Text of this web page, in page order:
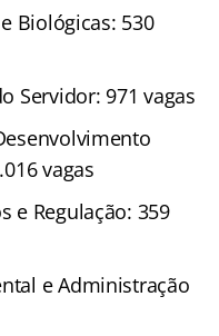
Biológicas: 530
Servidor: 971 vagas
vagas
e Regulação: 359
e Administração